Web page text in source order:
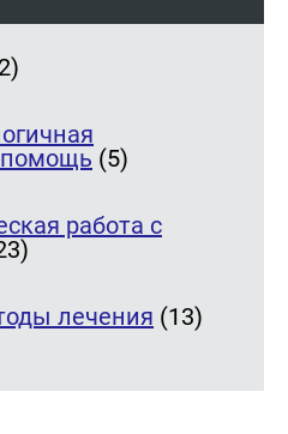
(5)
работа с
лечения (13)